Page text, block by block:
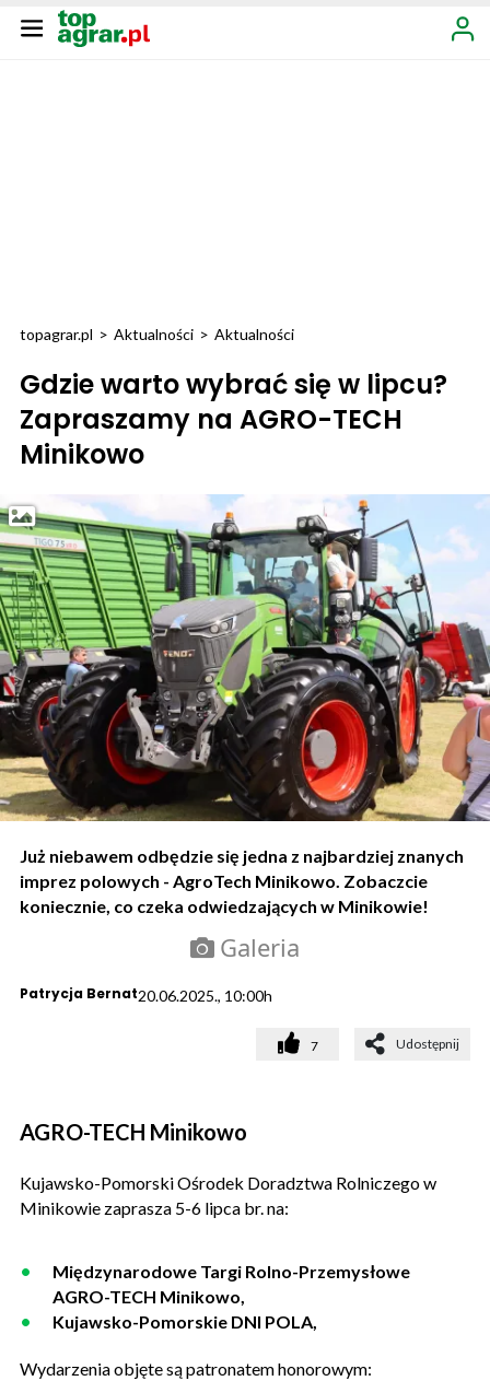
topagrar.pl > Aktualności > Aktualności
Gdzie warto wybrać się w lipcu?
Zapraszamy na AGRO-TECH
Minikowo
Już niebawem odbędzie się jedna z najbardziej znanych
imprez polowych - AgroTech Minikowo. Zobaczcie
koniecznie, co czeka odwiedzających w Minikowie!
Galeria
Patrycja Bernat20.06.2025., 10:00h
7 Udostępnij
AGRO-TECH Minikowo
Kujawsko-Pomorski Ośrodek Doradztwa Rolniczego w
Minikowie zaprasza 5-6 lipca br. na:
Międzynarodowe Targi Rolno-Przemysłowe
AGRO-TECH Minikowo,
Kujawsko-Pomorskie DNI POLA,
Wydarzenia objęte są patronatem honorowym: